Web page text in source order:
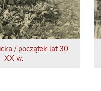
/ początek lat 30.
XX w.